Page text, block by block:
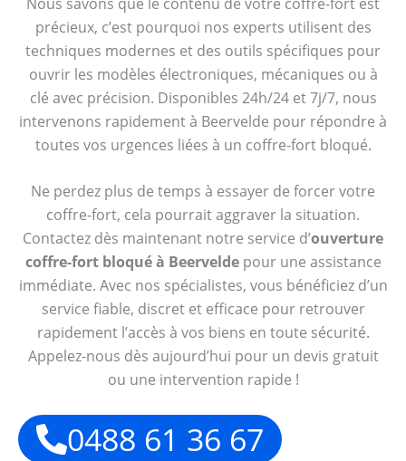
précieux, c’est pourquoi nos experts utilisent des
techniques modernes et des outils spécifiques pour
ouvrir les modèles électroniques, mécaniques ou à
clé avec précision. Disponibles 24h/24 et 7j/7, nous
intervenons rapidement à Beervelde pour répondre à
toutes vos urgences liées à un coffre-fort bloqué.
Ne perdez plus de temps à essayer de forcer votre
coffre-fort, cela pourrait aggraver la situation.
Contactez dès maintenant notre service d’ouverture
coffre-fort bloqué à Beerveldepour une assistance
immédiate. Avec nos spécialistes, vous bénéficiez d’un
service fiable, discret et efficace pour retrouver
rapidement l’accès à vos biens en toute sécurité.
Appelez-nous dès aujourd’hui pour un devis gratuit
ou une intervention rapide !
0488 61 36 67